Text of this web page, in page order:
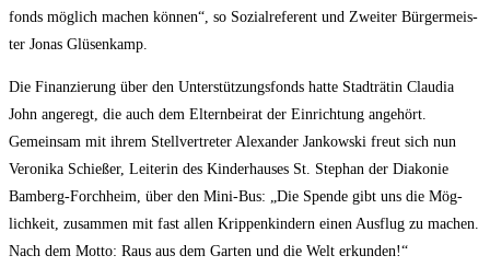
fonds mög­lich machen kön­nen“, so Sozi­al­re­fe­rent und Zwei­ter Bür­ger­meis­
ter Jonas Glüsenkamp.
Die Finan­zie­rung über den Unter­stüt­zungs­fonds hat­te Stadt­rä­tin Clau­dia
John ange­regt, die auch dem Eltern­bei­rat der Ein­rich­tung ange­hört.
Gemein­sam mit ihrem Stell­ver­tre­ter Alex­an­der Jan­kow­ski freut sich nun
Vero­ni­ka Schie­ßer, Lei­te­rin des Kin­der­hau­ses St. Ste­phan der Dia­ko­nie
Bam­berg-Forch­heim, über den Mini-Bus: „Die Spen­de gibt uns die Mög­
lich­keit, zusam­men mit fast allen Krip­pen­kin­dern einen Aus­flug zu machen.
Nach dem Mot­to: Raus aus dem Gar­ten und die Welt erkunden!“